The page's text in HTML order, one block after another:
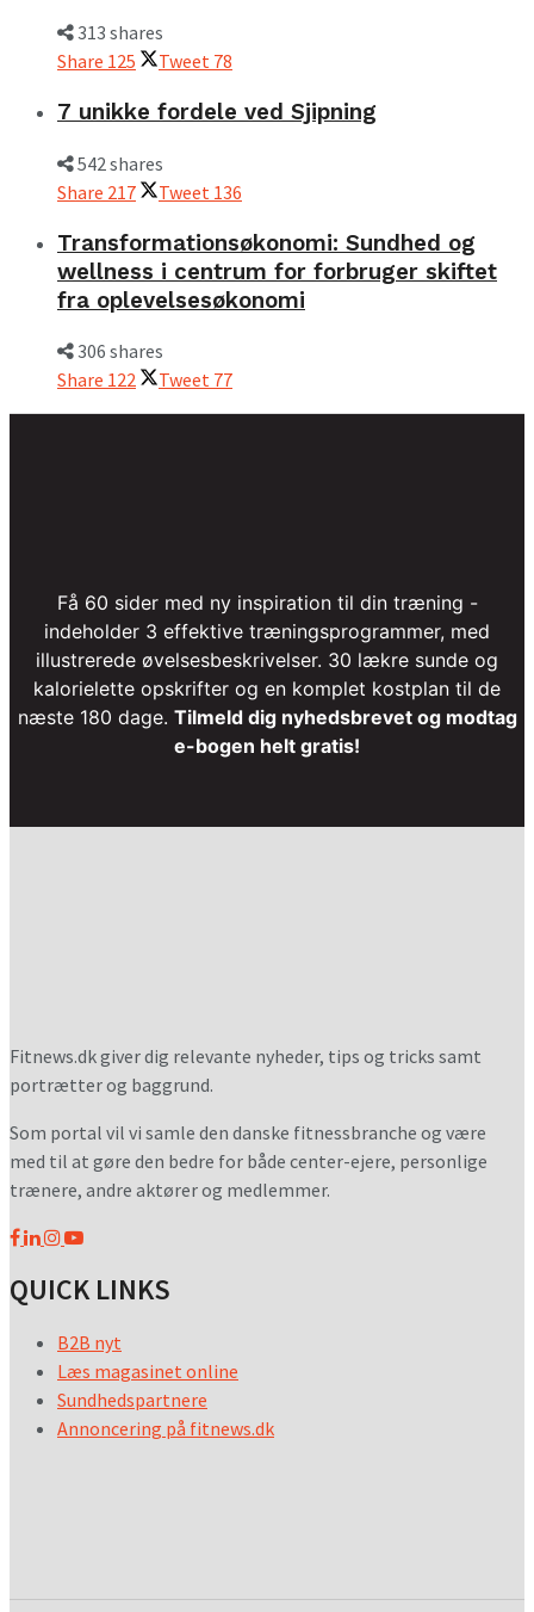
313 shares
Share 125 Tweet 78
7 unikke fordele ved Sjipning
542 shares
Share 217 Tweet 136
Transformationsøkonomi: Sundhed og
wellness i centrum for forbruger skiftet
fra oplevelsesøkonomi
306 shares
Share 122 Tweet 77
Få 60 sider med ny inspiration til din træning -
indeholder 3 effektive træningsprogrammer, med
illustrerede øvelsesbeskrivelser. 30 lækre sunde og
kalorielette opskrifter og en komplet kostplan til de
næste 180 dage. Tilmeld dig nyhedsbrevet og modtag
e-bogen helt gratis!
Fitnews.dk giver dig relevante nyheder, tips og tricks samt
portrætter og baggrund.
Som portal vil vi samle den danske fitnessbranche og være
med til at gøre den bedre for både center-ejere, personlige
trænere, andre aktører og medlemmer.
QUICK LINKS
B2B nyt
Læs magasinet online
Sundhedspartnere
Annoncering på fitnews.dk